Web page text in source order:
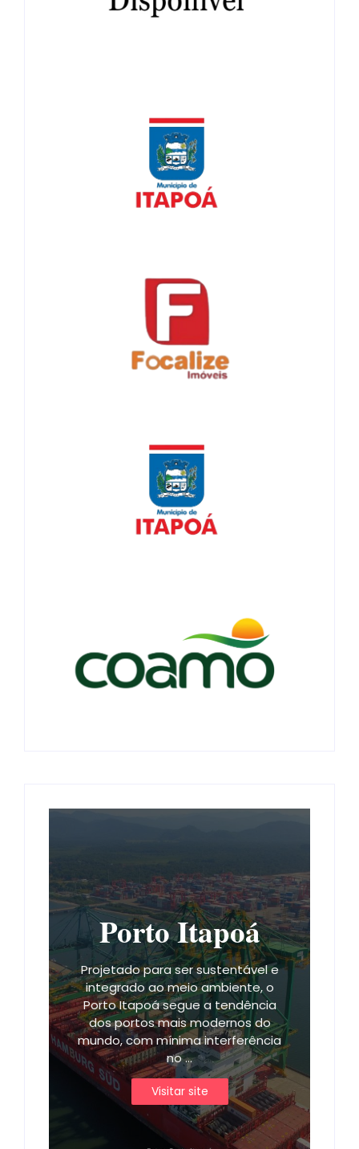
Porto Itapoá
Projetado para ser sustentável e
integrado ao meio ambiente, o
Porto Itapoá segue a tendência
dos portos mais modernos do
mundo, com mínima interferência
no ...
Visitar site